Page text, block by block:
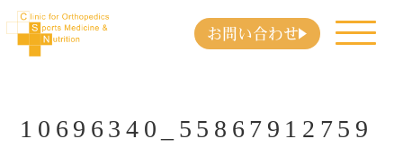
お問い合わせ
10696340_55867912759